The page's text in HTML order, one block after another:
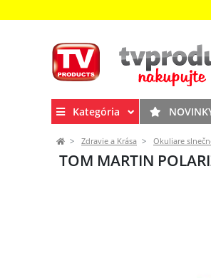
Kategória
Zdravie a Krása Okuliare
TOM MARTIN